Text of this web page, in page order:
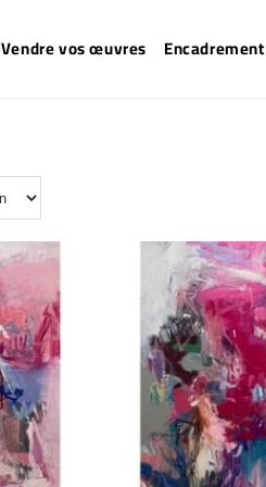
Vendre vos œuvres Encadrement